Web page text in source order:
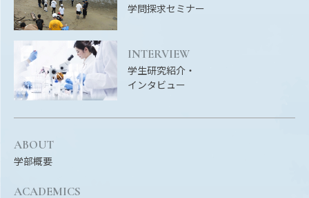
学問探求セミナー
INTERVIEW
学生研究紹介・
インタビュー
ABOUT
学部概要
ACADEMICS